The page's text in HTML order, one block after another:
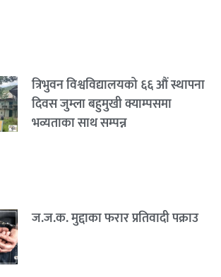
त्रिभुवन विश्वविद्यालयको ६६ औं स्थापना
दिवस जुम्ला बहुमुखी क्याम्पसमा
भव्यताका साथ सम्पन्न
ज.ज.क. मुद्दाका फरार प्रतिवादी पक्राउ